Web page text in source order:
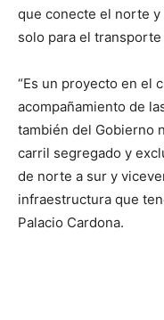
que conecte el norte y
solo para el transporte
“Es un proyecto en el
acompañamiento de
también del Gobierno
carril segregado y
de norte a sur y
infraestructura que
Palacio Cardona.